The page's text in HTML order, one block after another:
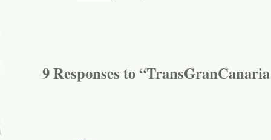
9 Responses to